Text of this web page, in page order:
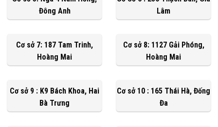
Đông Anh
Lâm
Cơ sở 7: 187 Tam Trinh,
Hoàng Mai
Cơ sở 8: 1127 Gải Phóng,
Hoàng Mai
Cơ sở 9 : K9 Bách Khoa, Hai
Bà Trưng
Cơ sở 10 : 165 Thái Hà, Đống
Đa